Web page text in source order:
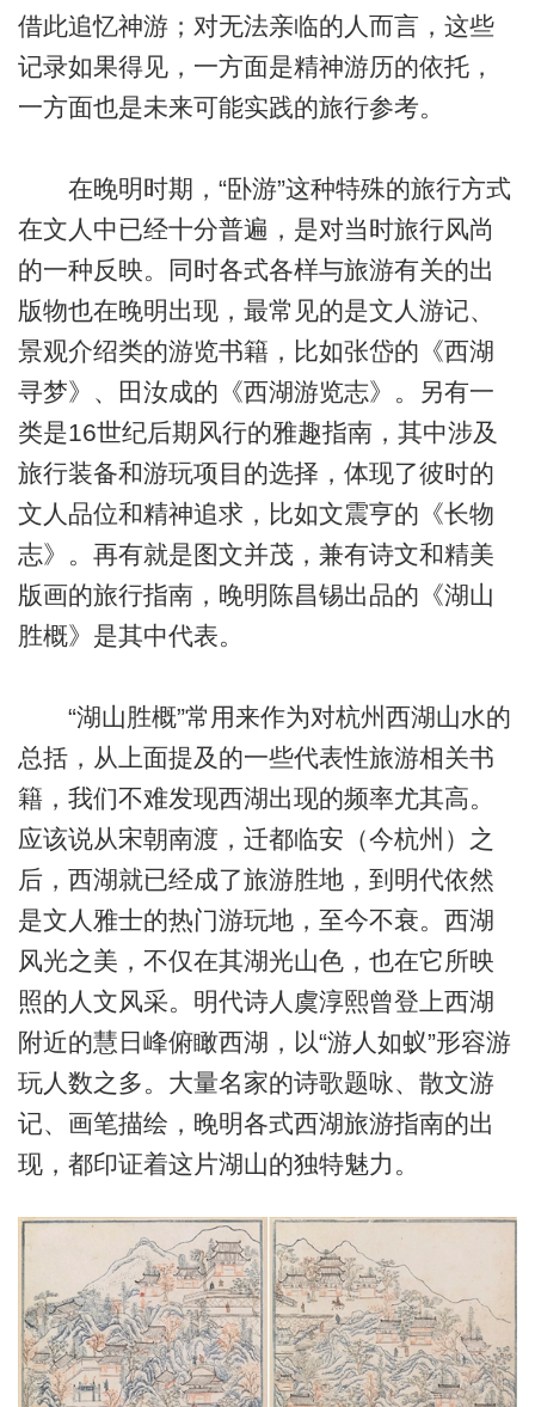
借此追忆神游；对无法亲临的人而言，这些
记录如果得见，一方面是精神游历的依托，
一方面也是未来可能实践的旅行参考。
在晚明时期，“卧游”这种特殊的旅行方式
在文人中已经十分普遍，是对当时旅行风尚
的一种反映。同时各式各样与旅游有关的出
版物也在晚明出现，最常见的是文人游记、
景观介绍类的游览书籍，比如张岱的《西湖
寻梦》、田汝成的《西湖游览志》。另有一
类是16世纪后期风行的雅趣指南，其中涉及
旅行装备和游玩项目的选择，体现了彼时的
文人品位和精神追求，比如文震亨的《长物
志》。再有就是图文并茂，兼有诗文和精美
版画的旅行指南，晚明陈昌锡出品的《湖山
胜概》是其中代表。
“湖山胜概”常用来作为对杭州西湖山水的
总括，从上面提及的一些代表性旅游相关书
籍，我们不难发现西湖出现的频率尤其高。
应该说从宋朝南渡，迁都临安（今杭州）之
后，西湖就已经成了旅游胜地，到明代依然
是文人雅士的热门游玩地，至今不衰。西湖
风光之美，不仅在其湖光山色，也在它所映
照的人文风采。明代诗人虞淳熙曾登上西湖
附近的慧日峰俯瞰西湖，以“游人如蚁”形容游
玩人数之多。大量名家的诗歌题咏、散文游
记、画笔描绘，晚明各式西湖旅游指南的出
现，都印证着这片湖山的独特魅力。